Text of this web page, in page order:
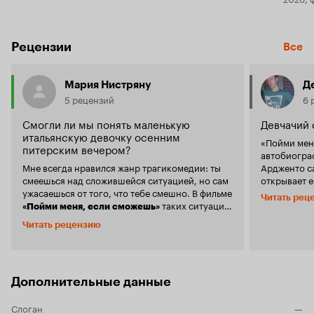
Рецензии Все
Мария Нистряну
5 рецензий
Смогли ли мы понять маленькую
итальянскую девочку осенним
питерским вечером?
Мне всегда нравился жанр трагикомедии: ты
смеешься над сложившейся ситуацией, но сам
ужасаешься от того, что тебе смешно. В фильме
«Пойми меня, если сможешь» таких ситуаций
множество: смешен и ужасен суеверный отец,
воспринимающий собственного ребенка как
подчинено все его существование; смешна и
на обоях - своеобразный крик души ребенка,
Читать рецензию
6
Девчачий
«Пойми
Ардженто
открывает
таких вот
не только
Читать
Дополнительные данные
Слоган
—